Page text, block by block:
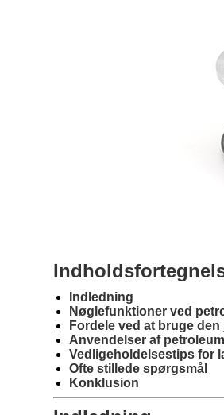
Indledning
Nøglefunktioner ved
Fordele ved at bruge
Anvendelser af
Vedligeholdelsestips for
Ofte stillede spørgsmål
Konklusion